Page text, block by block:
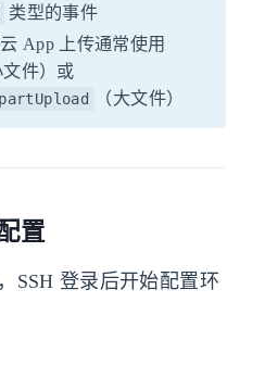
类型的事件
App 上传通常使用
文件）或
（大文件）
置
SSH 登录后开始配置环